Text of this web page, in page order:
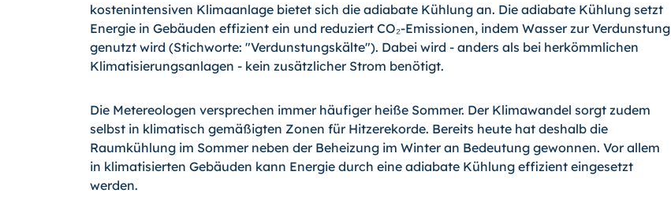
kostenintensiven Klimaanlage bietet sich die adiabate Kühlung an. Die adiabate Kühlung setzt
Energie in Gebäuden effizient ein und reduziert CO₂-Emissionen, indem Wasser zur Verdunstung
genutzt wird (Stichworte: "Verdunstungskälte"). Dabei wird - anders als bei herkömmlichen
Klimatisierungsanlagen - kein zusätzlicher Strom benötigt.
Die Metereologen versprechen immer häufiger heiße Sommer. Der Klimawandel sorgt zudem
selbst in klimatisch gemäßigten Zonen für Hitzerekorde. Bereits heute hat deshalb die
Raumkühlung im Sommer neben der Beheizung im Winter an Bedeutung gewonnen. Vor allem
in klimatisierten Gebäuden kann Energie durch eine adiabate Kühlung effizient eingesetzt
werden.